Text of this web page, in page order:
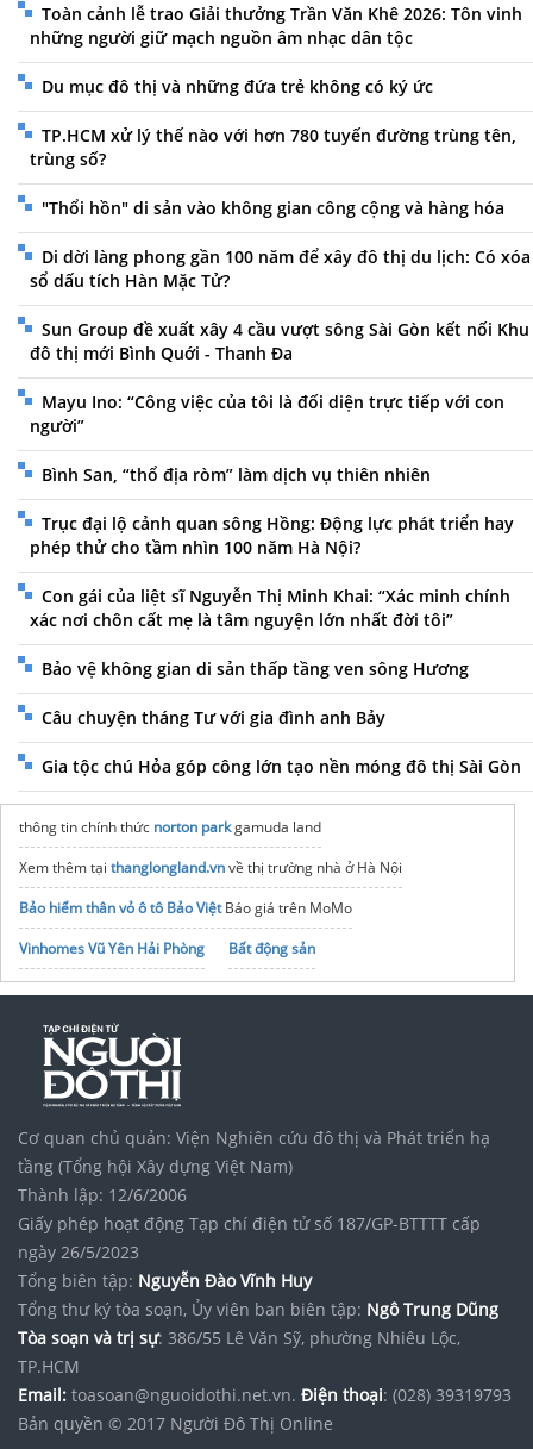
Toàn cảnh lễ trao Giải thưởng Trần Văn Khê 2026: Tôn vinh
những người giữ mạch nguồn âm nhạc dân tộc
Du mục đô thị và những đứa trẻ không có ký ức
TP.HCM xử lý thế nào với hơn 780 tuyến đường trùng tên,
trùng số?
"Thổi hồn" di sản vào không gian công cộng và hàng hóa
Di dời làng phong gần 100 năm để xây đô thị du lịch: Có xóa
sổ dấu tích Hàn Mặc Tử?
Sun Group đề xuất xây 4 cầu vượt sông Sài Gòn kết nối Khu
đô thị mới Bình Quới - Thanh Đa
Mayu Ino: “Công việc của tôi là đối diện trực tiếp với con
người”
Bình San, “thổ địa ròm” làm dịch vụ thiên nhiên
Trục đại lộ cảnh quan sông Hồng: Động lực phát triển hay
phép thử cho tầm nhìn 100 năm Hà Nội?
Con gái của liệt sĩ Nguyễn Thị Minh Khai: “Xác minh chính
xác nơi chôn cất mẹ là tâm nguyện lớn nhất đời tôi”
Bảo vệ không gian di sản thấp tầng ven sông Hương
Câu chuyện tháng Tư với gia đình anh Bảy
Gia tộc chú Hỏa góp công lớn tạo nền móng đô thị Sài Gòn
thông tin chính thức norton parkgamuda land
Xem thêm tại thanglongland.vnvề thị trường nhà ở Hà Nội
Bảo hiểm thân vỏ ô tô Bảo ViệtBáo giá trên MoMo
Vinhomes Vũ Yên Hải Phòng
Bất động sản
Vinhomes Saigon Park
thuê xe tải có bửng nâng hạ
noxh K Home Avenue Nhơn Trạch
Vòng bi
Phim cách nhiệt ô tô
Cơ quan chủ quản: Viện Nghiên cứu đô thị và Phát triển hạ
tầng (Tổng hội Xây dựng Việt Nam)
Thành lập: 12/6/2006
Giấy phép hoạt động Tạp chí điện tử số 187/GP-BTTTT cấp
ngày 26/5/2023
Tổng biên tập: Nguyễn Đào Vĩnh Huy
Tổng thư ký tòa soạn, Ủy viên ban biên tập: Ngô Trung Dũng
Tòa soạn và trị sự: 386/55 Lê Văn Sỹ, phường Nhiêu Lộc,
TP.HCM
Email: toasoan@nguoidothi.net.vn. Điện thoại: (028) 39319793
Bản quyền © 2017 Người Đô Thị Online